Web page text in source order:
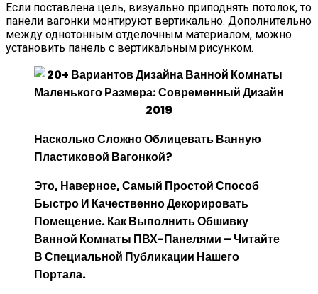
Если поставлена цель, визуально приподнять потолок, то
панели вагонки монтируют вертикально. Дополнительно
между однотонным отделочным материалом, можно
установить панель с вертикальным рисунком.
Насколько Сложно Облицевать Ванную
Пластиковой Вагонкой?
Это, Наверное, Самый Простой Способ
Быстро И Качественно Декорировать
Помещение.Как Выполнить Обшивку
Ванной Комнаты ПВХ-Панелями – Читайте
В Специальной Публикации Нашего
Портала.